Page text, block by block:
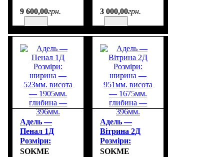
9 600,00грн.
глибина —
3 000,00грн.
Адель —
Пенал 1Д
Розміри:
ширина —
SOKME
Адель —
Вітрина 2Д
Розміри:
ширина —
SOKME